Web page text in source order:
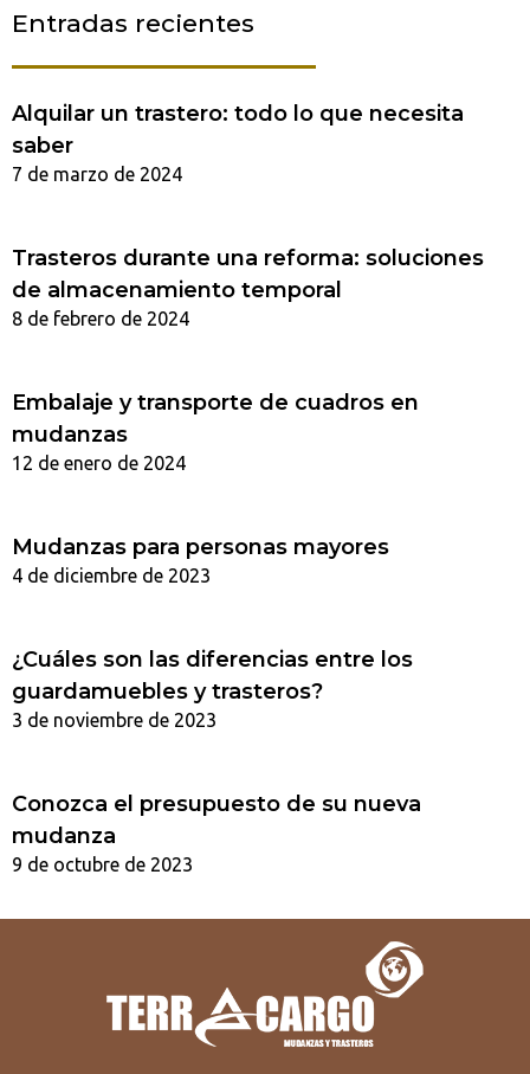
Entradas recientes
Alquilar un trastero: todo lo que necesita
saber
7 de marzo de 2024
Trasteros durante una reforma: soluciones
de almacenamiento temporal
8 de febrero de 2024
Embalaje y transporte de cuadros en
mudanzas
12 de enero de 2024
Mudanzas para personas mayores
4 de diciembre de 2023
¿Cuáles son las diferencias entre los
guardamuebles y trasteros?
3 de noviembre de 2023
Conozca el presupuesto de su nueva
mudanza
9 de octubre de 2023